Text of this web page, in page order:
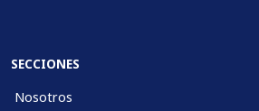
SECCIONES
Nosotros